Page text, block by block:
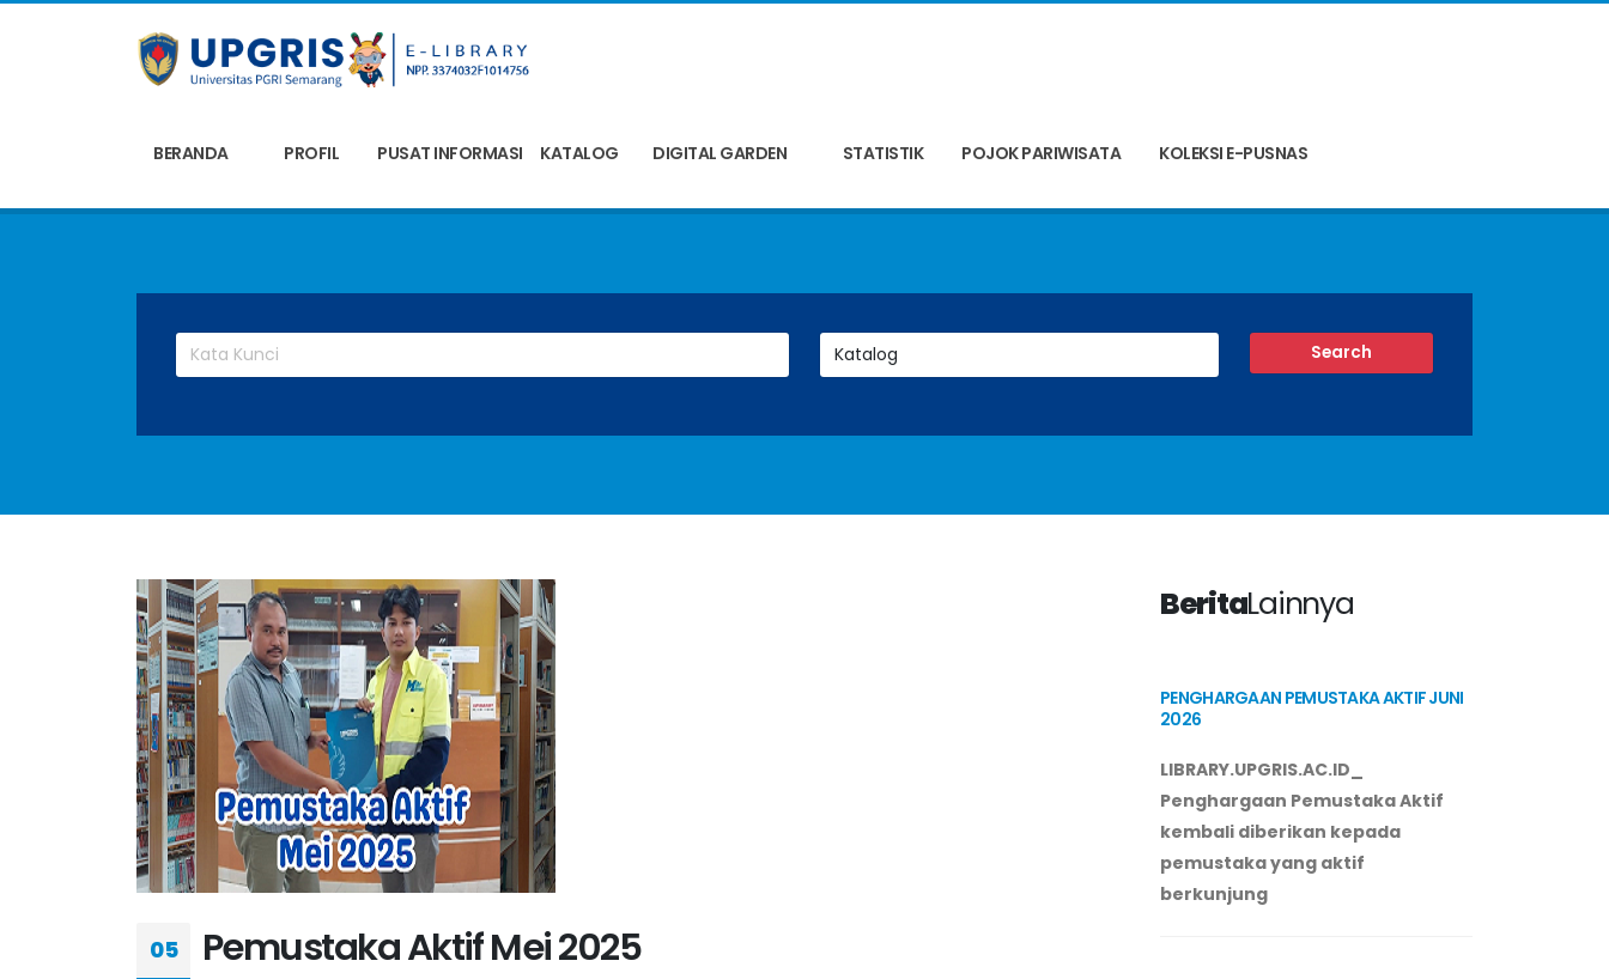
BERANDA PROFIL PUSAT INFORMASI KATALOG DIGITAL GARDEN STATISTIK POJOK PARIWISATA KOLEKSI E-PUSNAS
05 Pemustaka Aktif Mei 2025
BeritaLainnya
PENGHARGAAN PEMUSTAKA AKTIF JUNI
2026
LIBRARY.UPGRIS.AC.ID_
Penghargaan Pemustaka Aktif
kembali diberikan kepada
pemustaka yang aktif
berkunjung